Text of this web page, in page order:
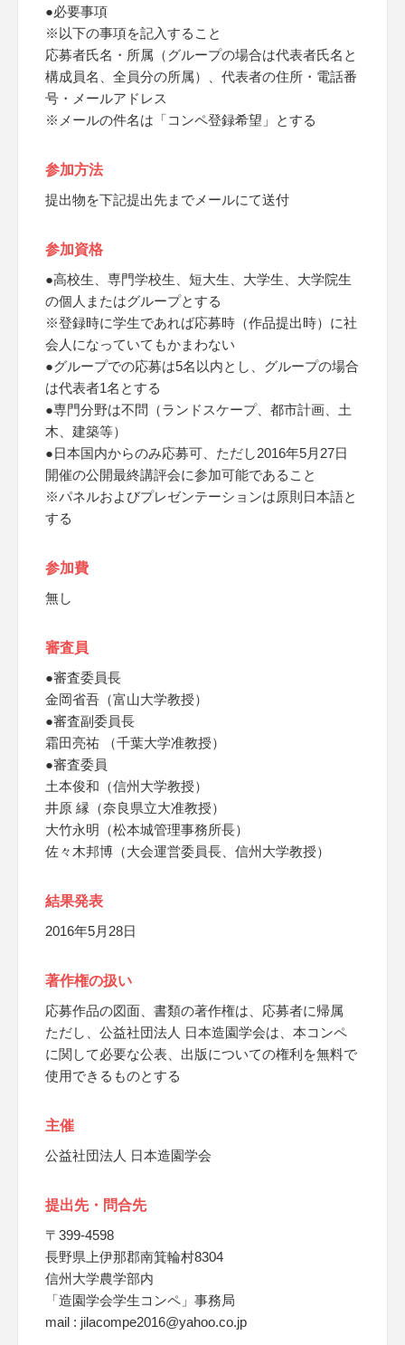
●必要事項
※以下の事項を記入すること
応募者氏名・所属（グループの場合は代表者氏名と
構成員名、全員分の所属）、代表者の住所・電話番
号・メールアドレス
※メールの件名は「コンペ登録希望」とする
参加方法
提出物を下記提出先までメールにて送付
参加資格
●高校生、専門学校生、短大生、大学生、大学院生
の個人またはグループとする
※登録時に学生であれば応募時（作品提出時）に社
会人になっていてもかまわない
●グループでの応募は5名以内とし、グループの場合
は代表者1名とする
●専門分野は不問（ランドスケープ、都市計画、土
木、建築等）
●日本国内からのみ応募可、ただし2016年5月27日
開催の公開最終講評会に参加可能であること
※パネルおよびプレゼンテーションは原則日本語と
する
参加費
無し
審査員
●審査委員長
金岡省吾（富山大学教授）
●審査副委員長
霜田亮祐 （千葉大学准教授）
●審査委員
土本俊和（信州大学教授）
井原 縁（奈良県立大准教授）
大竹永明（松本城管理事務所長）
佐々木邦博（大会運営委員長、信州大学教授）
結果発表
2016年5月28日
著作権の扱い
応募作品の図面、書類の著作権は、応募者に帰属
ただし、公益社団法人 日本造園学会は、本コンペ
に関して必要な公表、出版についての権利を無料で
使用できるものとする
主催
公益社団法人 日本造園学会
提出先・問合先
〒399-4598
長野県上伊那郡南箕輪村8304
信州大学農学部内
「造園学会学生コンペ」事務局
mail : jilacompe2016@yahoo.co.jp